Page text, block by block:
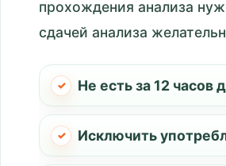
прохождения анализа
сдачей анализа
Не есть за 12 часов
Исключить